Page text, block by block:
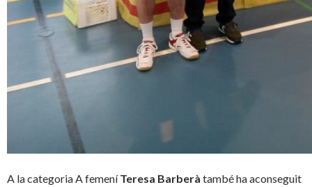
A la categoria A femeníTeresa Barberà també ha aconseguit